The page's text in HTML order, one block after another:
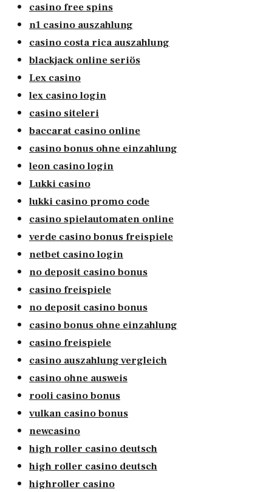
casino free spins
n1 casino auszahlung
casino costa rica auszahlung
blackjack online seriös
Lex casino
lex casino login
casino siteleri
baccarat casino online
casino bonus ohne einzahlung
leon casino login
Lukki casino
lukki casino promo code
casino spielautomaten online
verde casino bonus freispiele
netbet casino login
no deposit casino bonus
casino freispiele
no deposit casino bonus
casino bonus ohne einzahlung
casino freispiele
casino auszahlung vergleich
casino ohne ausweis
rooli casino bonus
vulkan casino bonus
newcasino
high roller casino deutsch
high roller casino deutsch
highroller casino